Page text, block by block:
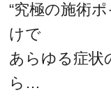
“究極の施術
けで
あらゆる症状
ら…